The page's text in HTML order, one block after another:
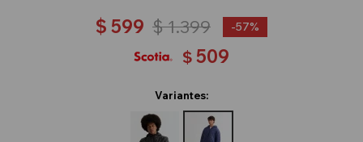
$ 599 $1.399 57
$ 509
Variantes: